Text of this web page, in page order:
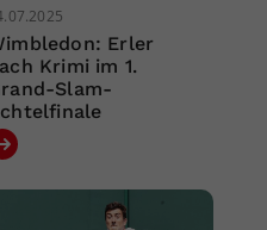
Erler
Krimi im 1.
Slam-